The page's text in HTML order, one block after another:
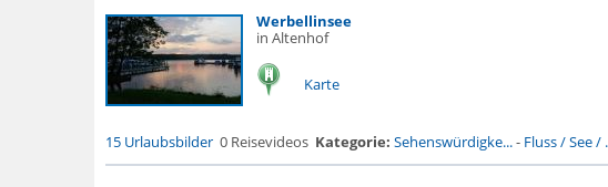
Werbellinsee
in Altenhof
Karte
15 Urlaubsbilder 0 Reisevideos Kategorie: Sehenswürdigke...- Fluss / See /